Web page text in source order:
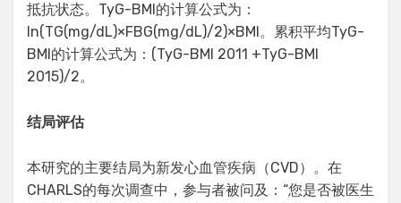
抵抗状态。TyG-BMI的计算公式为：
ln(TG(mg/dL)×FBG(mg/dL)/2)×BMI。累积平均TyG-
BMI的计算公式为：(TyG-BMI 2011 +TyG-BMI
2015)/2。
结局评估
本研究的主要结局为新发心血管疾病（CVD）。在
CHARLS的每次调查中，参与者被问及：“您是否被医生